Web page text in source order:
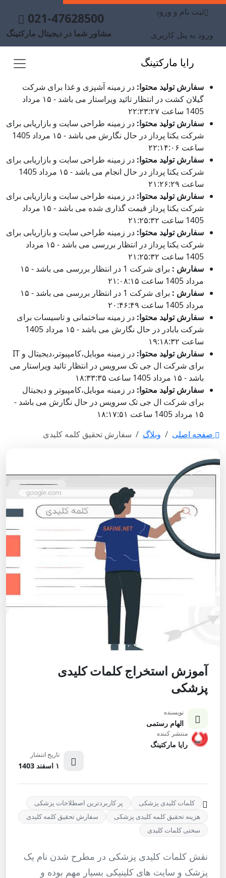
ثبت نام و ورود
ورود به پنل کاربری
021-47628500
مشاور شما در دیجیتال مارکتینگ
رایا مارکتینگ
سفارش تولید محتوا: در زمینه آشپزی و غذا برای شرکت
گیلان کشت در انتظار تائید ویراستار می باشد - ۱۵ مرداد
1405 ساعت ۲۲:۲۳:۲۷
سفارش تولید محتوا: در زمینه طراحی سایت و بازاریابی برای
شرکت یکتا پرداز در حال نگارش می باشد - ۱۵ مرداد 1405
ساعت ۲۲:۱۴:۰۶
سفارش تولید محتوا: در زمینه طراحی سایت و بازاریابی برای
شرکت یکتا پرداز در حال انجام می باشد - ۱۵ مرداد 1405
ساعت ۲۱:۲۶:۲۹
سفارش تولید محتوا: در زمینه طراحی سایت و بازاریابی برای
شرکت یکتا پرداز قیمت گذاری شده می باشد - ۱۵ مرداد
1405 ساعت ۲۱:۲۵:۳۲
سفارش تولید محتوا: در زمینه طراحی سایت و بازاریابی برای
شرکت یکتا پرداز در انتظار بررسی می باشد - ۱۵ مرداد
1405 ساعت ۲۱:۲۵:۳۲
سفارش :
برای شرکت 1 در انتظار بررسی می باشد - ۱۵
مرداد 1405 ساعت ۲۱:۰۸:۱۵
سفارش :
برای شرکت 1 در انتظار بررسی می باشد - ۱۵
مرداد 1405 ساعت ۲۰:۴۶:۴۹
سفارش تولید محتوا: در زمینه ساختمانی و تاسیسات برای
شرکت بابادر در حال نگارش می باشد - ۱۵ مرداد 1405
ساعت ۱۹:۱۸:۳۲
سفارش تولید محتوا:
در زمینه موبایل،کامپیوتر،دیجیتال و IT
برای شرکت ال جی تک سرویس در انتظار تائید ویراستار می
باشد - ۱۵ مرداد 1405 ساعت ۱۸:۳۳:۳۵
سفارش تولید محتوا: در زمینه موبایل،کامپیوتر و دیجیتال
برای شرکت ال جی تک سرویس در حال نگارش می باشد -
۱۵ مرداد 1405 ساعت ۱۸:۱۷:۵۱
صفحه اصلی
وبلاگ سفارش تحقیق کلمه کلیدی
آموزش استخراج کلمات کلیدی
پزشکی
نویسنده
الهام رستمی
منتشر کننده
رایا مارکتینگ
تاریخ انتشار
۱ اسفند 1403
کلمات کلیدی پزشکی
پر کاربردترین اصطلاحات پزشکی
هزینه تحقیق کلمه کلیدی پزشکی
سفارش تحقیق کلمه کلیدی
سختی کلمات کلیدی
نقش کلمات کلیدی پزشکی در مطرح شدن نام یک
پزشک و سایت ‌های کلینیکی بسیار مهم بوده و